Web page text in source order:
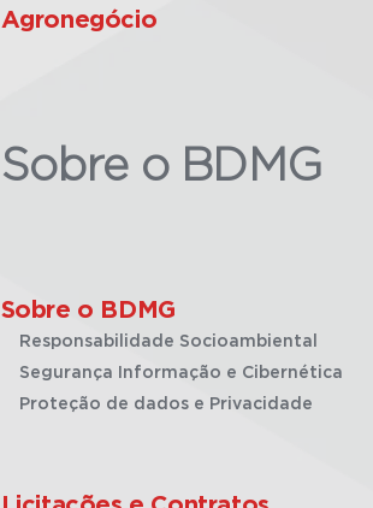
Agronegócio
Sobre o BDMG
Sobre o BDMG
Responsabilidade Socioambiental
Segurança Informação e Cibernética
Proteção de dados e Privacidade